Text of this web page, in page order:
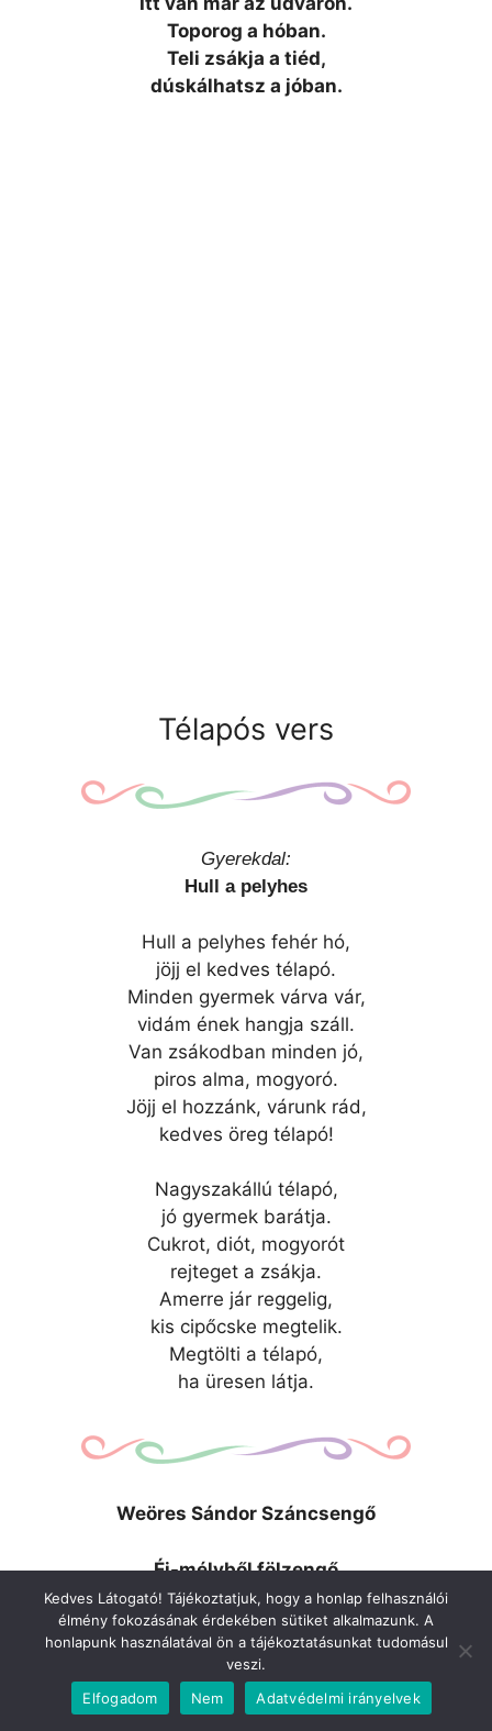
Toporog a hóban.
Teli zsákja a tiéd,
dúskálhatsz a jóban.
Télapós vers
Gyerekdal:
Hull a pelyhes
Hull a pelyhes fehér hó,
jöjj el kedves télapó.
Minden gyermek várva vár,
vidám ének hangja száll.
Van zsákodban minden jó,
piros alma, mogyoró.
Jöjj el hozzánk, várunk rád,
kedves öreg télapó!
Nagyszakállú télapó,
jó gyermek barátja.
Cukrot, diót, mogyorót
rejteget a zsákja.
Amerre jár reggelig,
kis cipőcske megtelik.
Megtölti a télapó,
ha üresen látja.
Weöres Sándor Száncsengő
Éj-mélyből fölzengő
– Csing-ling-ling – száncsengő.
Száncsengő – csing-ling-ling –
Tél öblén halkan ring.
Kedves Látogató! Tájékoztatjuk, hogy a honlap felhasználói
élmény fokozásának érdekében sütiket alkalmazunk. A
honlapunk használatával ön a tájékoztatásunkat tudomásul
veszi.
Elfogadom
Nem Adatvédelmi irányelvek